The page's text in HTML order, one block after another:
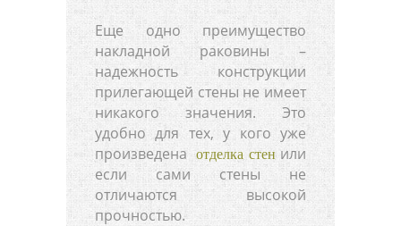
Еще одно преимущество
накладной раковины –
надежность конструкции
прилегающей стены не имеет
никакого значения. Это
удобно для тех, у кого уже
произведена отделка стенили
если сами стены не
отличаются высокой
прочностью.